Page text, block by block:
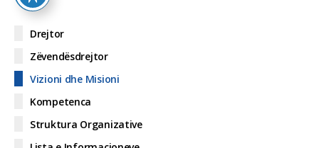
Drejtor
Zëvendësdrejtor
Vizioni dhe Misioni
Kompetenca
Struktura Organizative